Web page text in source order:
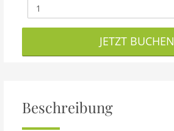
JETZT BUCHEN
Beschreibung